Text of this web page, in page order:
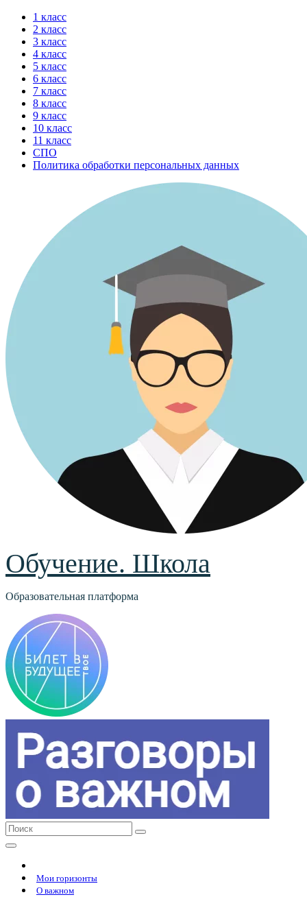
Перейти
содержимому
1 класс
2 класс
3 класс
4 класс
5 класс
6 класс
7 класс
8 класс
9 класс
10 класс
11 класс
СПО
Политика обработки персональных данных
Обучение. Школа
Образовательная платформа
Мои горизонты
О важном